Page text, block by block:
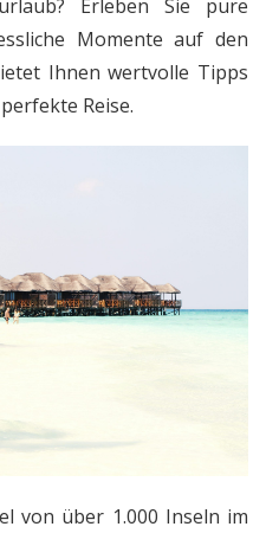
Erleben Sie pure
Momente auf den
Ihnen wertvolle Tipps
Reise.
von über 1.000 Inseln im